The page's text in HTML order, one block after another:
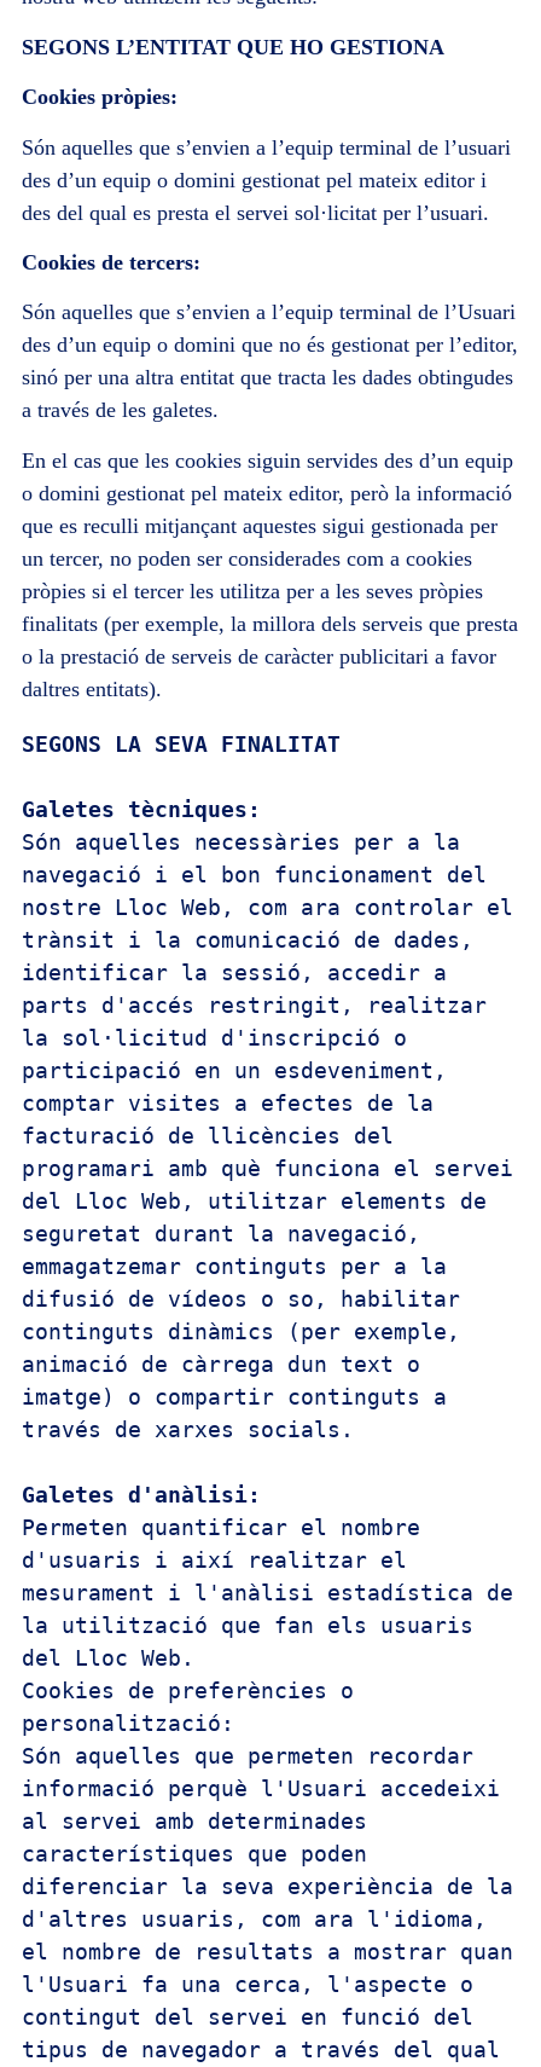
SEGONS L’ENTITAT QUE HO GESTIONA
Cookies pròpies:
Són aquelles que s’envien a l’equip terminal de l’usuari
des d’un equip o domini gestionat pel mateix editor i
des del qual es presta el servei sol·licitat per l’usuari.
Cookies de tercers:
Són aquelles que s’envien a l’equip terminal de l’Usuari
des d’un equip o domini que no és gestionat per l’editor,
sinó per una altra entitat que tracta les dades obtingudes
a través de les galetes.
En el cas que les cookies siguin servides des d’un equip
o domini gestionat pel mateix editor, però la informació
que es reculli mitjançant aquestes sigui gestionada per
un tercer, no poden ser considerades com a cookies
pròpies si el tercer les utilitza per a les seves pròpies
finalitats (per exemple, la millora dels serveis que presta
o la prestació de serveis de caràcter publicitari a favor
daltres entitats).
Són aquelles necessàries per a la
navegació i el bon funcionament del
nostre Lloc Web, com ara controlar el
trànsit i la comunicació de dades,
identificar la sessió, accedir a
parts d'accés restringit, realitzar
la sol·licitud d'inscripció o
participació en un esdeveniment,
comptar visites a efectes de la
facturació de llicències del
programari amb què funciona el servei
del Lloc Web, utilitzar elements de
seguretat durant la navegació,
emmagatzemar continguts per a la
difusió de vídeos o so, habilitar
continguts dinàmics (per exemple,
animació de càrrega dun text o
imatge) o compartir continguts a
través de xarxes socials.
Permeten quantificar el nombre
d'usuaris i així realitzar el
mesurament i l'anàlisi estadística de
la utilització que fan els usuaris
del Lloc Web.
Cookies de preferències o
personalització:
Són aquelles que permeten recordar
informació perquè l'Usuari accedeixi
al servei amb determinades
característiques que poden
diferenciar la seva experiència de la
d'altres usuaris, com ara l'idioma,
el nombre de resultats a mostrar quan
l'Usuari fa una cerca, l'aspecte o
contingut del servei en funció del
tipus de navegador a través del qual